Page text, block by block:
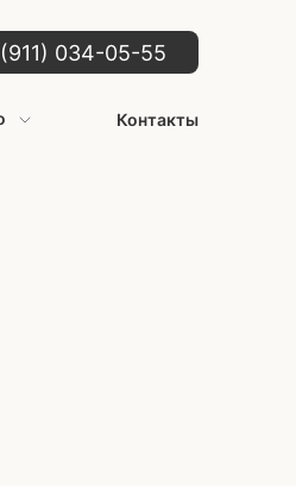
034-05-55
Контакты